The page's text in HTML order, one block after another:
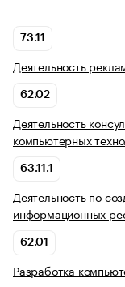
73.11
Деятельность
62.02
Деятельность
компьютерных
63.11.1
Деятельность по
информационных
62.01
Разработка